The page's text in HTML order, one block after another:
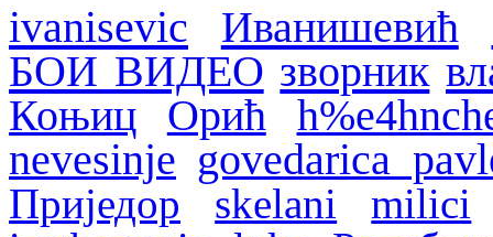
ivanisevic Иванишевић
БОИ ВИДЕО зворник
Коњиц
Орић
nevesinje govedarica
Приједор
skelani milici